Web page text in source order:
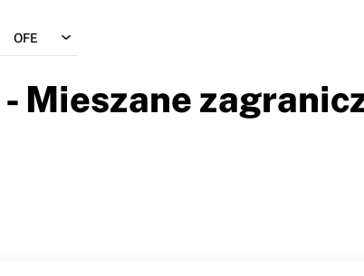
OFE
Mieszane